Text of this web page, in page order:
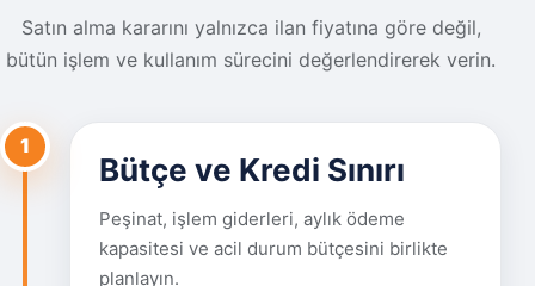
Satın alma kararını yalnızca ilan fiyatına göre değil,
bütün işlem ve kullanım sürecini değerlendirerek verin.
1
Bütçe ve Kredi Sınırı
Peşinat, işlem giderleri, aylık ödeme
kapasitesi ve acil durum bütçesini birlikte
planlayın.